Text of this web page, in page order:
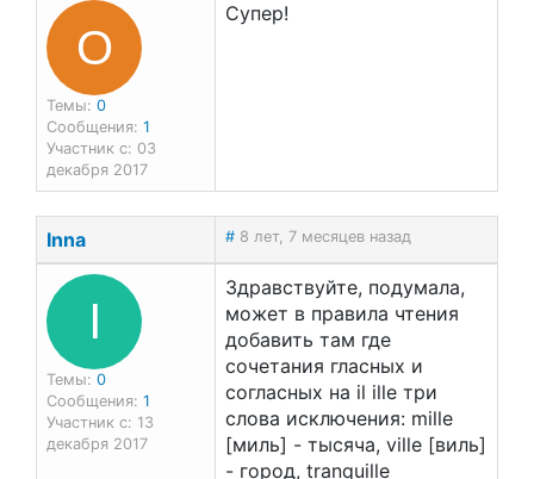
О
Темы: 0
Сообщения: 1
Участник с: 03
декабря 2017
Супер!
Inna # 8 лет, 7 месяцев назад
I
Темы: 0
Сообщения: 1
Участник с: 13
декабря 2017
Здравствуйте, подумала,
может в правила чтения
добавить там где
сочетания гласных и
согласных на il ille три
слова исключения: mille
[миль] - тысяча, ville [виль]
- город, tranquille